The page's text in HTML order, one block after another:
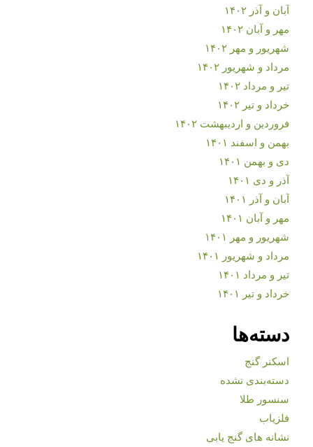
آبان و آذر ۱۴۰۲
مهر و آبان ۱۴۰۲
شهریور و مهر ۱۴۰۲
مرداد و شهریور ۱۴۰۲
تیر و مرداد ۱۴۰۲
خرداد و تیر ۱۴۰۲
فروردین و اردیبهشت ۱۴۰۲
بهمن و اسفند ۱۴۰۱
دی و بهمن ۱۴۰۱
آذر و دی ۱۴۰۱
آبان و آذر ۱۴۰۱
مهر و آبان ۱۴۰۱
شهریور و مهر ۱۴۰۱
مرداد و شهریور ۱۴۰۱
تیر و مرداد ۱۴۰۱
خرداد و تیر ۱۴۰۱
دسته‌ها
اسکنر گنج
دسته‌بندی نشده
سنسور طلا
فلزیاب
نشانه های گنج یابی